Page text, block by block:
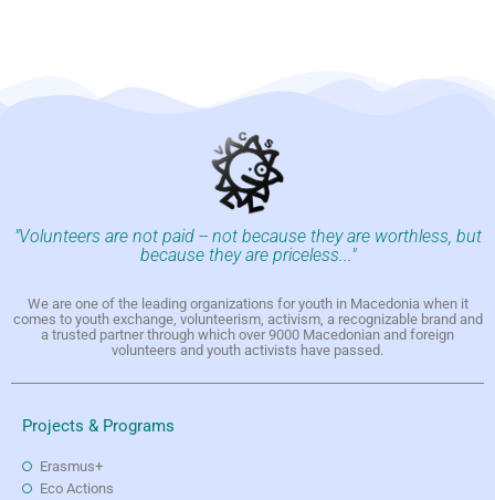
"Volunteers are not paid -- not because they are worthless, but
because they are priceless..."
We are one of the leading organizations for youth in Macedonia when it
comes to youth exchange, volunteerism, activism, a recognizable brand and
a trusted partner through which over 9000 Macedonian and foreign
volunteers and youth activists have passed.
Projects & Programs
Erasmus+
Eco Actions